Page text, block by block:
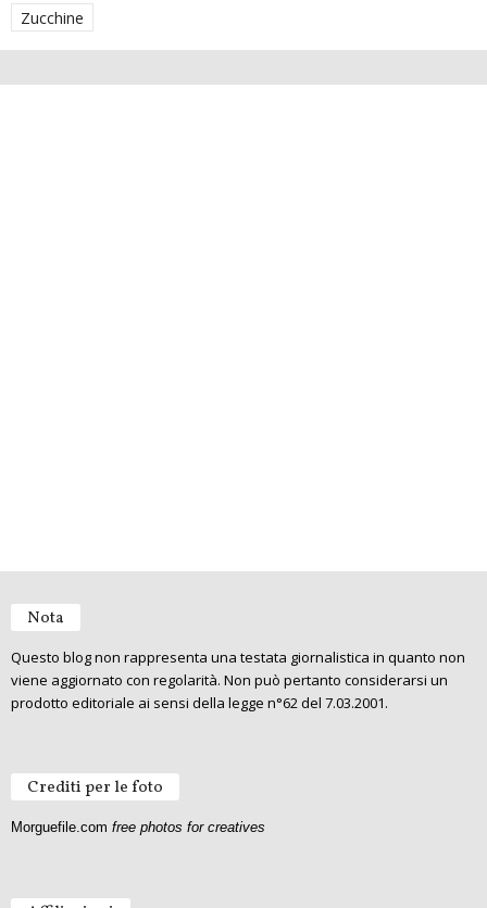
Zucchine
Nota
Questo blog non rappresenta una testata giornalistica in quanto non
viene aggiornato con regolarità. Non può pertanto considerarsi un
prodotto editoriale ai sensi della legge n°62 del 7.03.2001.
Crediti per le foto
Morguefile.com free photos for creatives